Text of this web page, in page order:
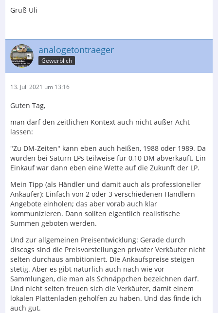
Gruß Uli
analogetontraeger
Gewerblich
13. Juli 2021 um 13:16
Guten Tag,
man darf den zeitlichen Kontext auch nicht außer Acht
lassen:
"Zu DM-Zeiten" kann eben auch heißen, 1988 oder 1989. Da
wurden bei Saturn LPs teilweise für 0,10 DM abverkauft. Ein
Einkauf war dann eben eine Wette auf die Zukunft der LP.
Mein Tipp (als Händler und damit auch als professioneller
Ankäufer): Einfach von 2 oder 3 verschiedenen Händlern
Angebote einholen; das aber vorab auch klar
kommunizieren. Dann sollten eigentlich realistische
Summen geboten werden.
Und zur allgemeinen Preisentwicklung: Gerade durch
discogs sind die Preisvorstellungen privater Verkäufer nicht
selten durchaus ambitioniert. Die Ankaufspreise steigen
stetig. Aber es gibt natürlich auch nach wie vor
Sammlungen, die man als Schnäppchen bezeichnen darf.
Und nicht selten freuen sich die Verkäufer, damit einem
lokalen Plattenladen geholfen zu haben. Und das finde ich
auch gut.